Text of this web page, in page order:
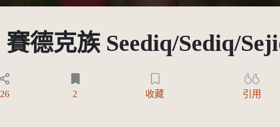
賽德克族 Seediq/Sediq/
26 2 收藏 引用